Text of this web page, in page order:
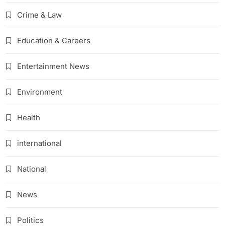
Crime & Law
Education & Careers
Entertainment News
Environment
Health
international
National
News
Politics